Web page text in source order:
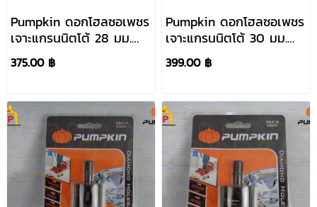
Pumpkin ดอกโฮลซอเพชร
เจาะแกรนนิตโต้ 28 มม.
#26412
375.00 ฿
Pumpkin ดอกโฮลซอเพชร
เจาะแกรนนิตโต้ 30 มม.
#26413
399.00 ฿